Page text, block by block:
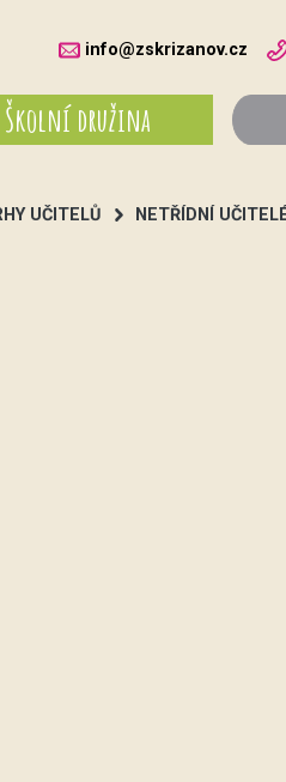
info@zskrizanov.cz
Školní družina
UČITELŮ
NETŘÍDNÍ